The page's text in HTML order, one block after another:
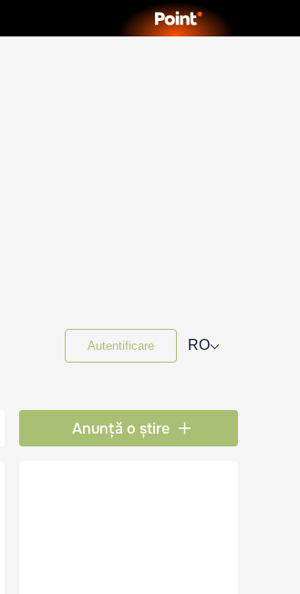
Autentificare RO⌵
Anunță o știre